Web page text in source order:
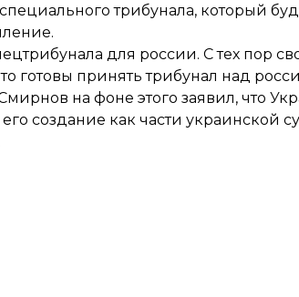
трибунала, который
для россии. С тех пор
готовы принять трибунал над
на фоне этого заявил, что
создание как части украинской